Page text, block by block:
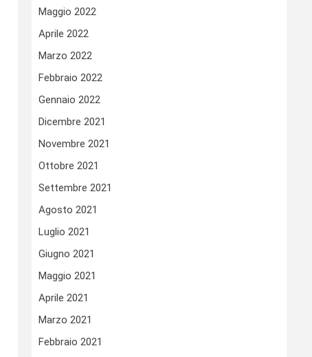
Maggio 2022
Aprile 2022
Marzo 2022
Febbraio 2022
Gennaio 2022
Dicembre 2021
Novembre 2021
Ottobre 2021
Settembre 2021
Agosto 2021
Luglio 2021
Giugno 2021
Maggio 2021
Aprile 2021
Marzo 2021
Febbraio 2021